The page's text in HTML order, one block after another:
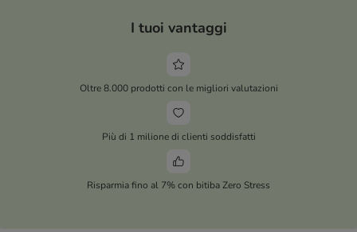
I tuoi vantaggi
Oltre 8.000 prodotti con le migliori valutazioni
Più di 1 milione di clienti soddisfatti
Risparmia fino al 7% con bitiba Zero Stress